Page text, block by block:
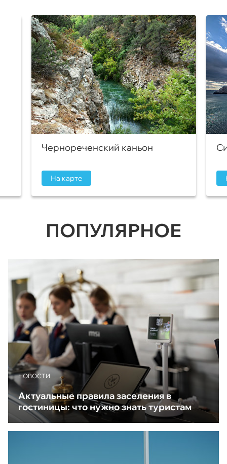
Чернореченский каньон
На карте
ПОПУЛЯРНОЕ
НОВОСТИ
Актуальные правила заселения в
гостиницы: что нужно знать туристам